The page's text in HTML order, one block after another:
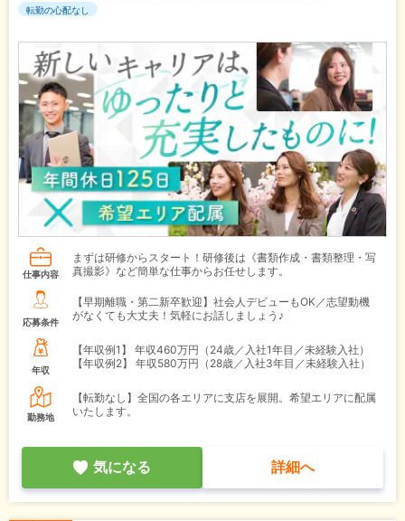
転勤の心配なし
仕事内容
まずは研修からスタート！研修後は《書類作成・書類整理・写
真撮影》など簡単な仕事からお任せします。
応募条件
【早期離職・第二新卒歓迎】社会人デビューもOK／志望動機
がなくても大丈夫！気軽にお話しましょう♪
年収
【年収例1】
年収460万円（24歳／入社1年目／未経験入社）
【年収例2】
年収580万円（28歳／入社3年目／未経験入社）
勤務地
【転勤なし】全国の各エリアに支店を展開。希望エリアに配属
いたします。
気になる 詳細へ